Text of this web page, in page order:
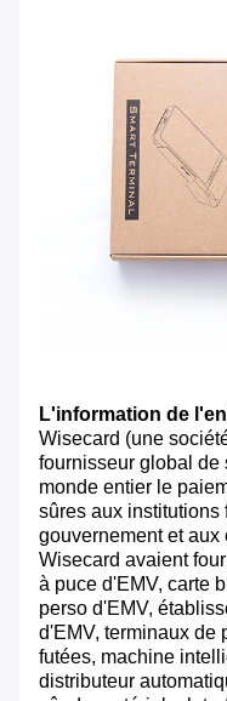
L'information de
Wisecard (une
fournisseur global de
monde entier le
sûres aux institutions
gouvernement et aux
Wisecard avaient
à puce d'EMV, carte
perso d'EMV,
d'EMV, terminaux de
futées, machine
distributeur